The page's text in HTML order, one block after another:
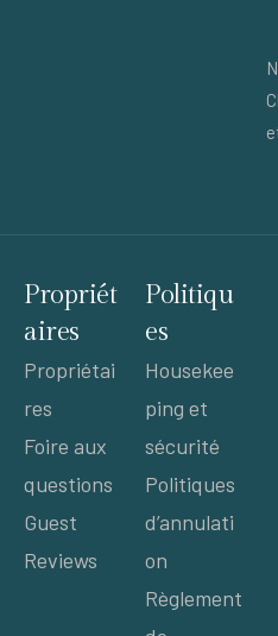
Propriét
aires
Propriétai
res
Foire aux
questions
Guest
Reviews
Politiqu
es
Housekee
ping et
sécurité
Politiques
d’annulati
on
Règlement